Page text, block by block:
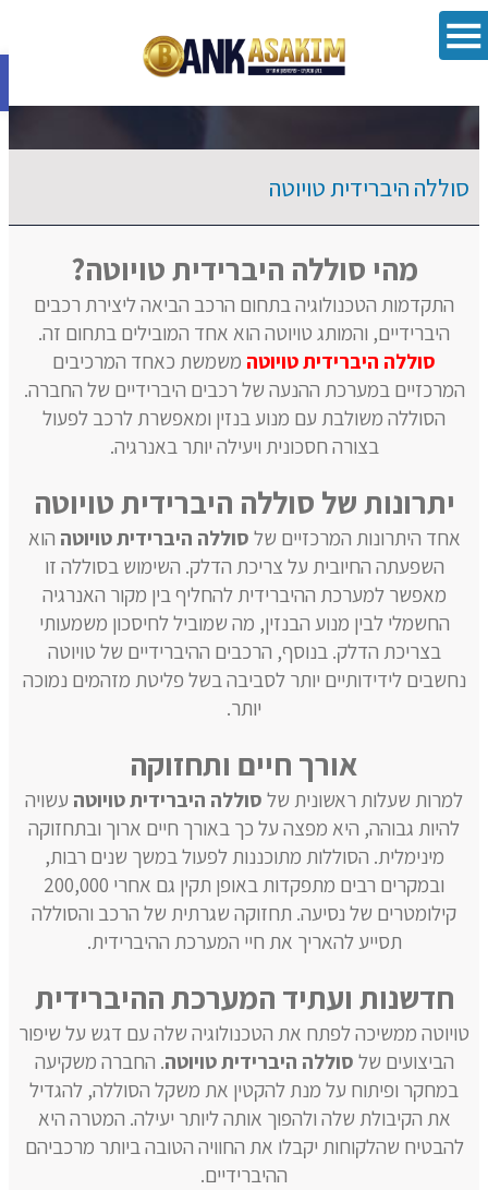
פתח
סוללה היברידית טויוטה
מהי סוללה היברידית טויוטה?
התקדמות הטכנולוגיה בתחום הרכב הביאה ליצירת רכבים
היברידיים, והמותג טויוטה הוא אחד המובילים בתחום זה.
סוללה היברידית טויוטה משמשת כאחד המרכיבים
המרכזיים במערכת ההנעה של רכבים היברידיים של החברה.
הסוללה משולבת עם מנוע בנזין ומאפשרת לרכב לפעול
בצורה חסכונית ויעילה יותר באנרגיה.
יתרונות של סוללה היברידית טויוטה
אחד היתרונות המרכזיים של סוללה היברידית טויוטה הוא
השפעתה החיובית על צריכת הדלק. השימוש בסוללה זו
מאפשר למערכת ההיברידית להחליף בין מקור האנרגיה
החשמלי לבין מנוע הבנזין, מה שמוביל לחיסכון משמעותי
בצריכת הדלק. בנוסף, הרכבים ההיברידיים של טויוטה
נחשבים לידידותיים יותר לסביבה בשל פליטת מזהמים נמוכה
יותר.
אורך חיים ותחזוקה
למרות שעלות ראשונית של סוללה היברידית טויוטה עשויה
להיות גבוהה, היא מפצה על כך באורך חיים ארוך ובתחזוקה
מינימלית. הסוללות מתוכננות לפעול במשך שנים רבות,
ובמקרים רבים מתפקדות באופן תקין גם אחרי 200,000
קילומטרים של נסיעה. תחזוקה שגרתית של הרכב והסוללה
תסייע להאריך את חיי המערכת ההיברידית.
חדשנות ועתיד המערכת ההיברידית
טויוטה ממשיכה לפתח את הטכנולוגיה שלה עם דגש על שיפור
הביצועים של סוללה היברידית טויוטה. החברה משקיעה
במחקר ופיתוח על מנת להקטין את משקל הסוללה, להגדיל
את הקיבולת שלה ולהפוך אותה ליותר יעילה. המטרה היא
להבטיח שהלקוחות יקבלו את החוויה הטובה ביותר מרכביהם
ההיברידיים.